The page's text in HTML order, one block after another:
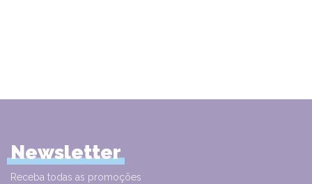
Newsletter
Receba todas as promoções